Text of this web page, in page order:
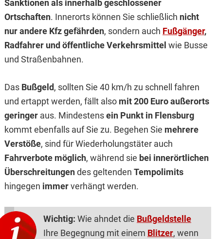
Sanktionen als innerhalb geschlossener
Ortschaften. Innerorts können Sie schließlich nicht
nur andere Kfz gefährden, sondern auch Fußgänger,
Radfahrer und öffentliche Verkehrsmittel wie Busse
und Straßenbahnen.
Das Bußgeld, sollten Sie 40 km/h zu schnell fahren
und ertappt werden, fällt also mit 200 Euro außerorts
geringeraus. Mindestensein Punkt in Flensburg
kommt ebenfalls auf Sie zu. Begehen Sie mehrere
Verstöße, sind für Wiederholungstäter auch
Fahrverbote möglich, während sie bei innerörtlichen
Überschreitungendes geltenden Tempolimits
hingegen immerverhängt werden.
Wichtig: Wie ahndet die Bußgeldstelle
Ihre Begegnung mit einem Blitzer, wenn